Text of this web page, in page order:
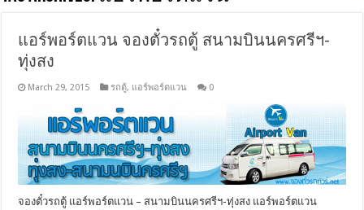
แอร์พอร์ตแวน จองตั๋วรถตู้ สนามบินนครศรีฯ-
ทุ่งสง
March 29, 2015 รถตู้, แอร์พอร์ตแวน 0
จองตั๋วรถตู้ แอร์พอร์ตแวน – สนามบินนครศรีฯ-ทุ่งสง แอร์พอร์ตแวน